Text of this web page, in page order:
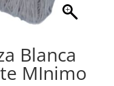
Blanca
MInimo